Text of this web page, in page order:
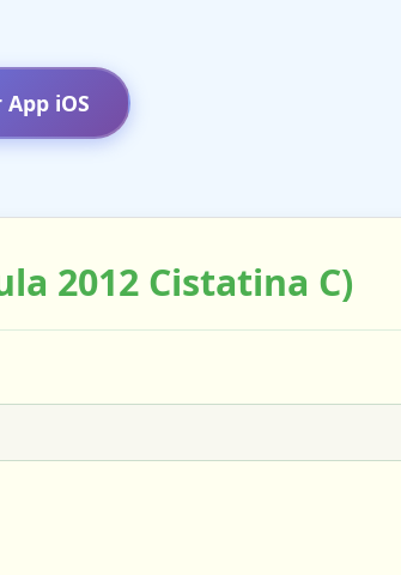
iOS
2012 Cistatina C)